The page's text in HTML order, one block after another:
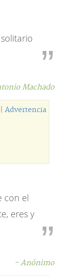
Machado
Advertencia
con el
eres y
- Anónimo